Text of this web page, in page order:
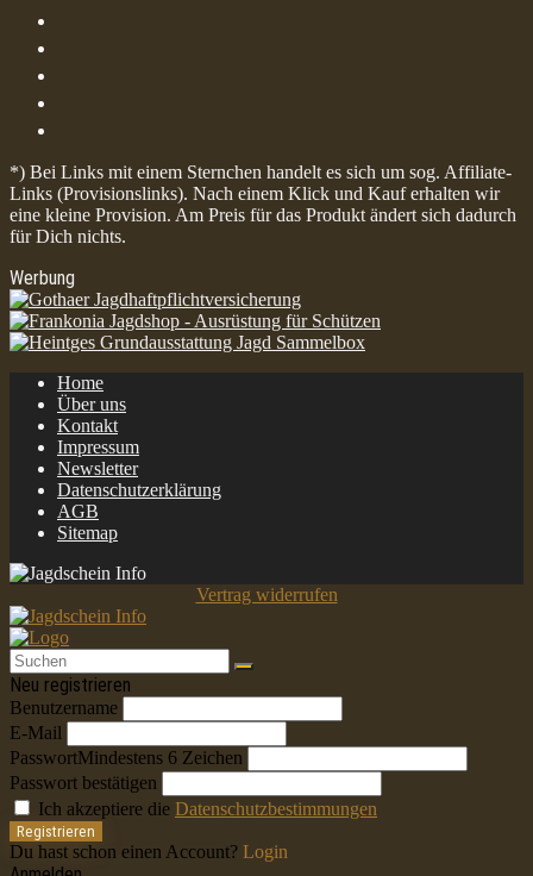
*) Bei Links mit einem Sternchen handelt es sich um sog. Affiliate-
Links (Provisionslinks). Nach einem Klick und Kauf erhalten wir
eine kleine Provision. Am Preis für das Produkt ändert sich dadurch
für Dich nichts.
Werbung
Home
Über uns
Kontakt
Impressum
Newsletter
Datenschutzerklärung
AGB
Sitemap
Vertrag widerrufen
Neu registrieren
Benutzername
E-Mail
PasswortMindestens 6 Zeichen
Passwort bestätigen
Ich akzeptiere die Datenschutzbestimmungen
Registrieren
Du hast schon einen Account? Login